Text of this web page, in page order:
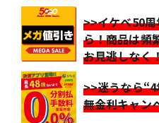
>>イケベ50
ら！商品は頻
お見逃しなく
>>迷うなら
無金利キャン